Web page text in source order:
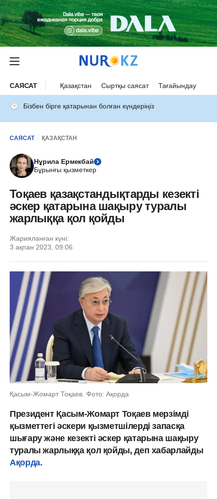
САЯСАТ Қазақстан Сыртқы саясат Тағайындау
Бізбен бірге қатарынан болған күндеріңіз
САЯСАТ ҚАЗАҚСТАН
Нұрила Ермекбай
Бұрынғы қызметкер
Тоқаев қазақстандықтарды кезекті
әскер қатарына шақыру туралы
жарлыққа қол қойды
Жарияланған күні:
3 ақпан 2023, 09:06
Қасым-Жомарт Тоқаев. Фото: Ақорда
Президент Қасым-Жомарт Тоқаев мерзімді
қызметтегі әскери қызметшілерді запасқа
шығару және кезекті әскер қатарына шақыру
туралы жарлыққа қол қойды, деп хабарлайды
Ақорда.